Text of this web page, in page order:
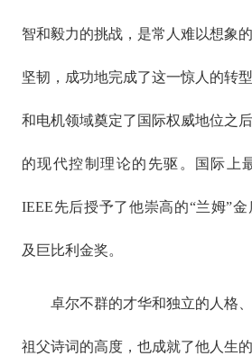
智和毅力的挑战，是常人难以想象
坚韧，成功地完成了这一惊人的转
和电机领域奠定了国际权威地位之
的现代控制理论的先驱。国际上
IEEE先后授予了他崇高的“兰姆”
及巨比利金奖。
卓尔不群的才华和独立的人格
祖父诗词的高度，也成就了他人生